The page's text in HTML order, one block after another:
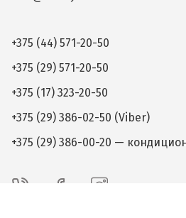
+375 (44) 571-20-50
+375 (29) 571-20-50
+375 (17) 323-20-50
+375 (29) 386-02-50 (Viber)
+375 (29) 386-00-20 —